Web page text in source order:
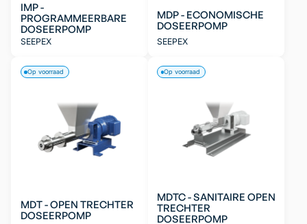
IMP -
PROGRAMMEERBARE
DOSEERPOMP
SEEPEX
MDP - ECONOMISCHE
DOSEERPOMP
SEEPEX
MDT - OPEN TRECHTER
DOSEERPOMP
Op voorraad
MDTC - SANITAIRE OPEN
TRECHTER
DOSEERPOMP
Op voorraad